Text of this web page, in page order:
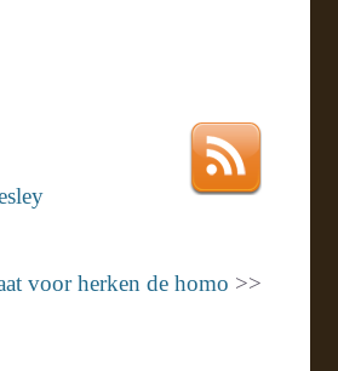
voor herken de homo >>